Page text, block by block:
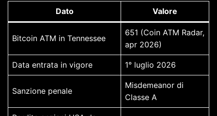
Dato Valore
Bitcoin ATM in Tennessee
651 (Coin ATM Radar,
apr 2026)
Data entrata in vigore 1° luglio 2026
Sanzione penale
Misdemeanor di
Classe A